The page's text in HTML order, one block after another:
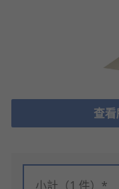
查
小計（1 件）*